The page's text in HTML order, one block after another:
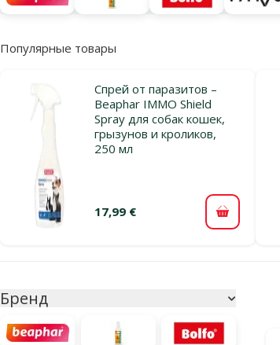
Популярные товары
Спрей от паразитов –
Beaphar IMMO Shield
Spray для собак кошек,
грызунов и кроликов,
250 мл
17,99 € В корзину
Бренд